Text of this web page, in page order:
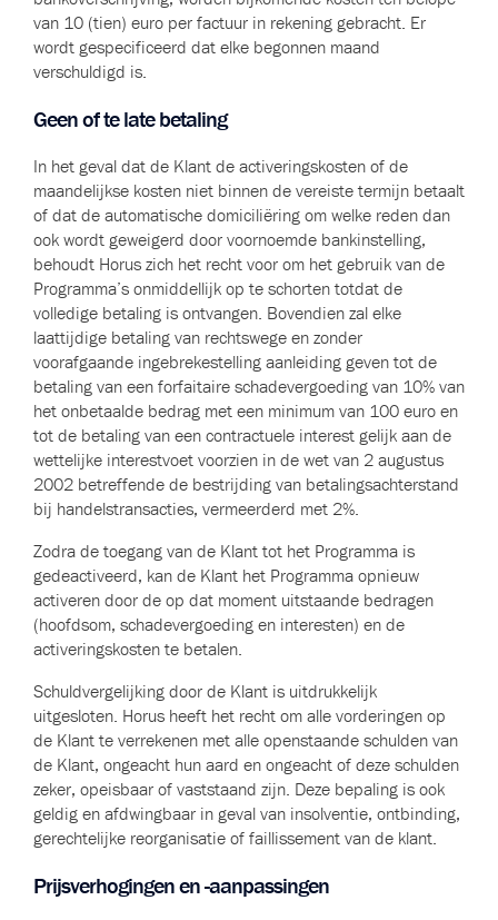
van 10 (tien) euro per factuur in rekening gebracht. Er
wordt gespecificeerd dat elke begonnen maand
verschuldigd is.
Geen of te late betaling
In het geval dat de Klant de activeringskosten of de
maandelijkse kosten niet binnen de vereiste termijn betaalt
of dat de automatische domiciliëring om welke reden dan
ook wordt geweigerd door voornoemde bankinstelling,
behoudt Horus zich het recht voor om het gebruik van de
Programma’s onmiddellijk op te schorten totdat de
volledige betaling is ontvangen. Bovendien zal elke
laattijdige betaling van rechtswege en zonder
voorafgaande ingebrekestelling aanleiding geven tot de
betaling van een forfaitaire schadevergoeding van 10% van
het onbetaalde bedrag met een minimum van 100 euro en
tot de betaling van een contractuele interest gelijk aan de
wettelijke interestvoet voorzien in de wet van 2 augustus
2002 betreffende de bestrijding van betalingsachterstand
bij handelstransacties, vermeerderd met 2%.
Zodra de toegang van de Klant tot het Programma is
gedeactiveerd, kan de Klant het Programma opnieuw
activeren door de op dat moment uitstaande bedragen
(hoofdsom, schadevergoeding en interesten) en de
activeringskosten te betalen.
Schuldvergelijking door de Klant is uitdrukkelijk
uitgesloten. Horus heeft het recht om alle vorderingen op
de Klant te verrekenen met alle openstaande schulden van
de Klant, ongeacht hun aard en ongeacht of deze schulden
zeker, opeisbaar of vaststaand zijn. Deze bepaling is ook
geldig en afdwingbaar in geval van insolventie, ontbinding,
gerechtelijke reorganisatie of faillissement van de klant.
Prijsverhogingen en -aanpassingen